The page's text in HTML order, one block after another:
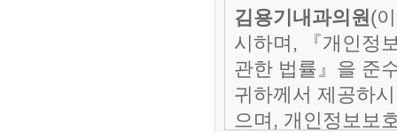
김용기내과의원(
시하며, 『개인정
관한 법률』을 준
귀하께서 제공하
으며, 개인정보보